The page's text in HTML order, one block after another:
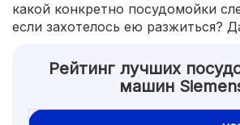
какой конкретно посудомойки
если захотелось ею разжиться?
Рейтинг лучших
машин